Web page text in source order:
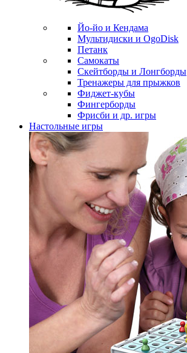
Йо-йо и Кендама
Мультидиски и OgoDisk
Петанк
Самокаты
Скейтборды и Лонгборды
Тренажеры для прыжков
Фиджет-кубы
Фингерборды
Фрисби и др. игры
Настольные игры